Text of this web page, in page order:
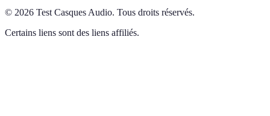
© 2026 Test Casques Audio. Tous droits réservés.
Certains liens sont des liens affiliés.